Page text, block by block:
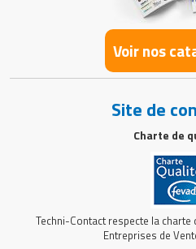
Voir nos
Site de
Charte de
Techni-Contact respecte la
Entreprises de